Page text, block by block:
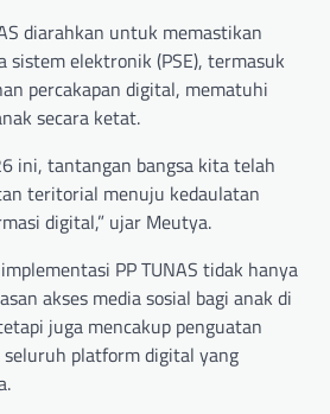
diarahkan untuk memastikan
sistem elektronik (PSE), termasuk
percakapan digital, mematuhi
secara ketat.
ini, tantangan bangsa kita telah
teritorial menuju kedaulatan
digital,” ujar Meutya.
PP TUNAS tidak hanya
akses media sosial bagi anak di
juga mencakup penguatan
seluruh platform digital yang